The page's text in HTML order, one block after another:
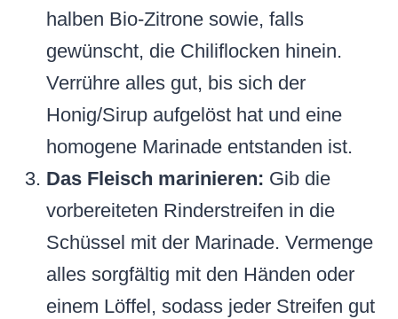
halben Bio-Zitrone sowie, falls
gewünscht, die Chiliflocken hinein.
Verrühre alles gut, bis sich der
Honig/Sirup aufgelöst hat und eine
homogene Marinade entstanden ist.
Das Fleisch marinieren: Gib die
vorbereiteten Rinderstreifen in die
Schüssel mit der Marinade. Vermenge
alles sorgfältig mit den Händen oder
einem Löffel, sodass jeder Streifen gut